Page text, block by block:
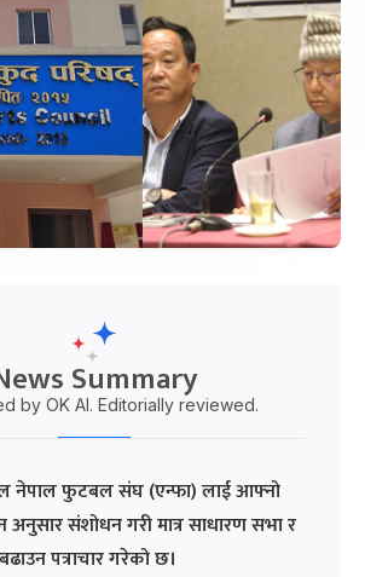
Summary
by OK AI. Editorially reviewed.
नेपाल फुटबल संघ (एन्फा) लाई आफ्नो
अनुसार संशोधन गरी मात्र साधारण सभा र
पत्राचार गरेको छ।